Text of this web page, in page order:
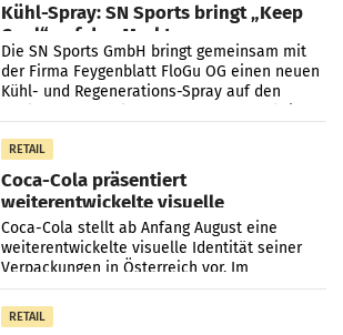
Kühl-Spray: SN Sports bringt „Keep
Cool“ auf den Markt
Die SN Sports GmbH bringt gemeinsam mit
der Firma Feygenblatt FloGu OG einen neuen
Kühl- und Regenerations-Spray auf den
RETAIL
Coca-Cola präsentiert
weiterentwickelte visuelle
Markenidentität
Coca-Cola stellt ab Anfang August eine
weiterentwickelte visuelle Identität seiner
Verpackungen in Österreich vor. Im
Mittelpunkt des Redesigns stehen zentrale
Gestaltungselemente
RETAIL